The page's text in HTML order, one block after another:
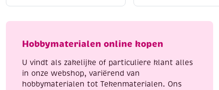
memories,
delig
-
aantal
Hobbymaterialen online kopen
U vindt als zakelijke of particuliere klant alles
in onze webshop, variërend van
hobbymaterialen tot Tekenmaterialen. Ons